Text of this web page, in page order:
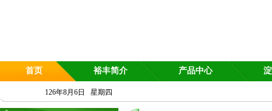
首页 裕丰简介 产品中心
126年8月6日 星期四